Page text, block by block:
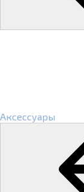
Аксессуары